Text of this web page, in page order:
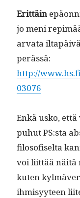
Erit­täin
jo meni
arva­ta
perässä:
http://
03076
Enkä usko,
puhut PS:sta
filosofiselta
voi liit­tää näitä
kuten
ihmisyy­teen